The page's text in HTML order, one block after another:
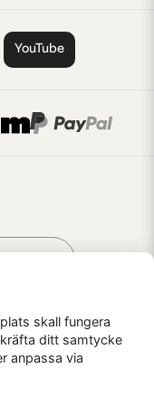
YouTube
271 55 Ystad
skall fungera
ditt samtycke
anpassa via